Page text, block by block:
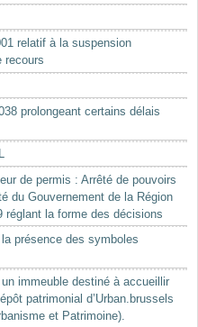
relatif à la suspension
recours
prolongeant certains délais
de permis : Arrêté de pouvoirs
du Gouvernement de la Région
réglant la forme des décisions
la présence des symboles
immeuble destiné à accueillir
patrimonial d’Urban.brussels
et Patrimoine).